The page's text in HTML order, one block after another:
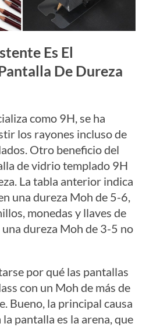
Es El
De Dureza
como 9H, se ha
los rayones incluso de
Otro beneficio del
de vidrio templado 9H
La tabla anterior indica
una dureza Moh de 5-6,
monedas y llaves de
dureza Moh de 3-5 no
por qué las pantallas
con un Moh de más de
Bueno, la principal causa
pantalla es la arena, que